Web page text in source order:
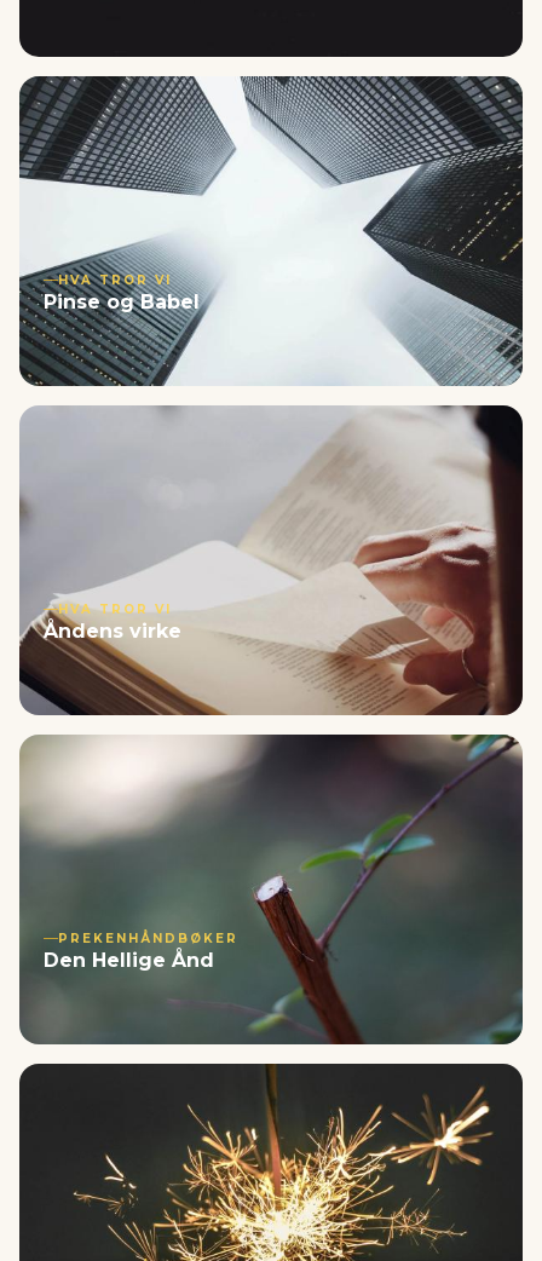
HVA TROR VI
Pinse og Babel
HVA TROR VI
Åndens virke
PREKENHÅNDBØKER
Den Hellige Ånd